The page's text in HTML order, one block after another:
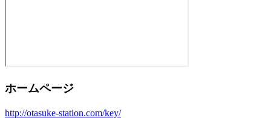
ホームページ
http://otasuke-station.com/key/